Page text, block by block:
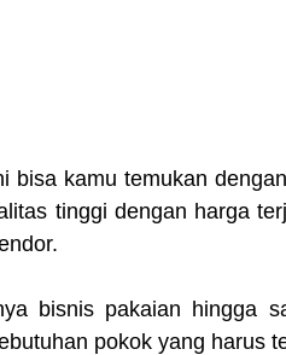
bisa kamu temukan
tinggi dengan harga
bisnis pakaian hingga
pokok yang harus